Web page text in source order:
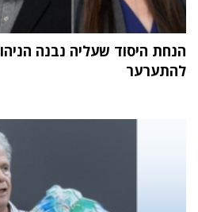
הנחת היסוד שעליה נבנה
להתערער